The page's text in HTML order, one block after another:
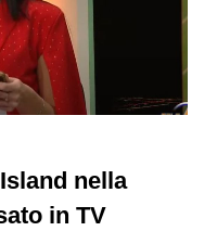
nella
in TV